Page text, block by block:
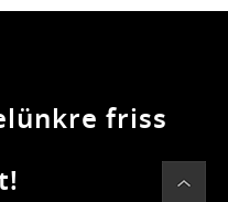
friss